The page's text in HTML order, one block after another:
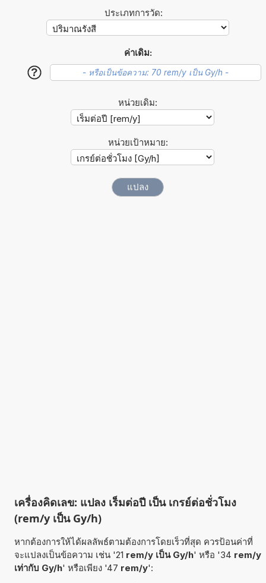
ประเภทการวัด:
ค่าเดิม:
?
หน่วยเดิม:
หน่วยเป้าหมาย:
เครื่องคิดเลข: แปลง เร็มต่อปี เป็น เกรย์ต่อชั่วโมง
(rem/y เป็น Gy/h)
หากต้องการให้ได้ผลลัพธ์ตามต้องการโดยเร็วที่สุด ควรป้อนค่าที่
จะแปลงเป็นข้อความ เช่น '21 rem/y เป็น Gy/h' หรือ '34 rem/y
เท่ากับ Gy/h' หรือเพียง '47 rem/y':